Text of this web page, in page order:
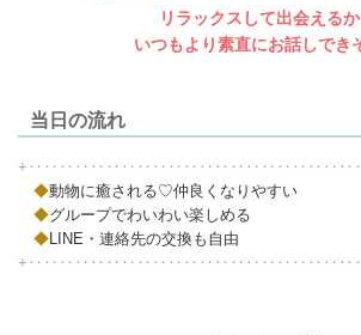
リラックスして出会える
いつもより素直にお話しでき
当日の流れ
◆動物に癒される♡仲良くなりやすい
◆グループでわいわい楽しめる
◆LINE・連絡先の交換も自由